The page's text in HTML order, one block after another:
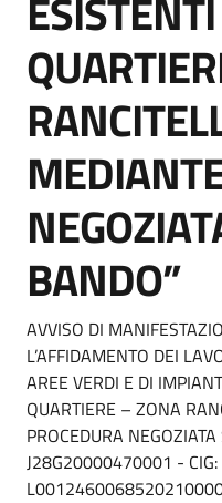
BANDO”
Dettagli
AVVISO DI
L’AFFIDAMENTO DEI
AREE VERDI E DI
QUARTIERE – ZONA
PROCEDURA
J28G20000470001 -